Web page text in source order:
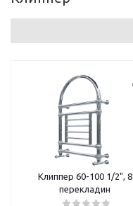
Клиппер 60-100 1/2", 8
перекладин